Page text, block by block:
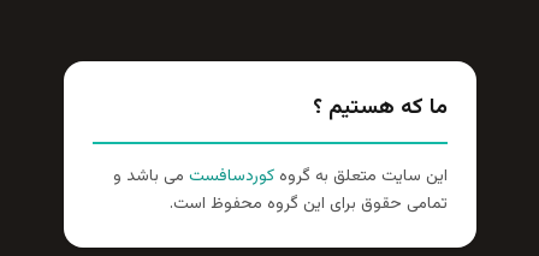
ما که هستیم ؟
این سایت متعلق به گروهکوردسافست می باشد و
تمامی حقوق برای این گروه محفوظ است.